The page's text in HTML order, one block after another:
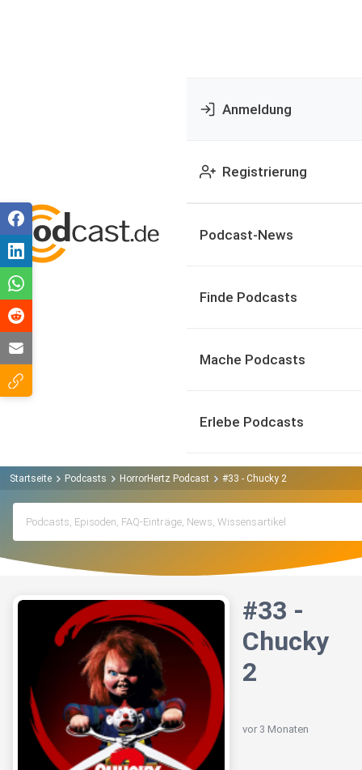
Anmeldung
Registrierung
Podcast-News
Finde Podcasts
Mache Podcasts
Erlebe Podcasts
Startseite Podcasts HorrorHertz Podcast #33 - Chucky 2
#33 -
Chucky
2
vor 3 Monaten